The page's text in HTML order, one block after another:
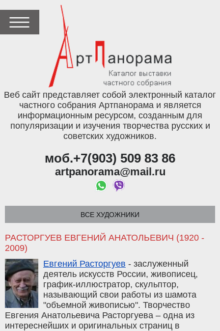
Веб сайт представляет собой электронный каталог
частного собрания Артпанорама и является
информационным ресурсом, созданным для
популяризации и изучения творчества русских и
советских художников.
моб.+7(903) 509 83 86
artpanorama@mail.ru
ВСЕ ХУДОЖНИКИ
РАСТОРГУЕВ ЕВГЕНИЙ АНАТОЛЬЕВИЧ (1920 -
2009)
Евгений Расторгуев - заслуженный
деятель искусств России, живописец,
график-иллюстратор, скульптор,
называющий свои работы из шамота
"объемной живописью". Творчество
Евгения Анатольевича Расторгуева – одна из
интереснейших и оригинальных страниц в